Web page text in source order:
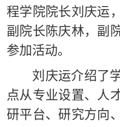
程学院院长刘庆运
副院长陈庆林，副
参加活动。
刘庆运介绍了
点从专业设置、人
研平台、研究方向